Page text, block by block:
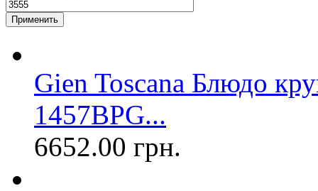
Gien Toscana Блюдо
1457BPG...
6652.00 грн.